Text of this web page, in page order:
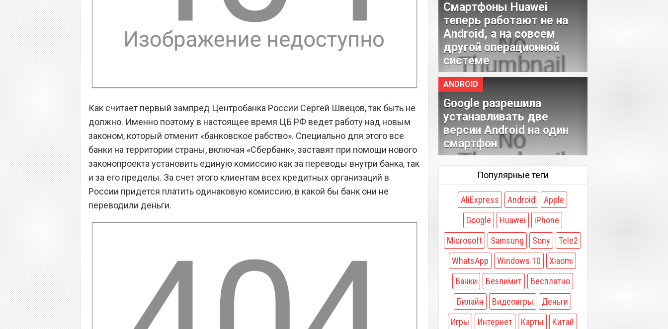
Как считает первый зампред Центробанка России Сергей Швецов, так быть не
должно. Именно поэтому в настоящее время ЦБ РФ ведет работу над новым
законом, который отменит «банковское рабство». Специально для этого все
банки на территории страны, включая «Сбербанк», заставят при помощи нового
законопроекта установить единую комиссию как за переводы внутри банка, так
и за его пределы. За счет этого клиентам всех кредитных организаций в
России придется платить одинаковую комиссию, в какой бы банк они не
переводили деньги.
Смартфоны Huawei
теперь работают не на
Android, а на совсем
другой операционной
системе
ANDROID
Google разрешила
устанавливать две
версии Android на один
смартфон
Популярные теги
AliExpress Android
Apple
Google
Huawei
iPhone
Microsoft
Samsung Sony
Tele2
WhatsApp
Windows 10
Xiaomi
Банки
Безлимит
Бесплатно
Билайн
Видеоигры
Деньги
Игры
Интернет Карты
Китай